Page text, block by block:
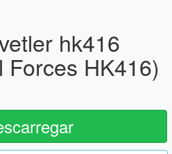
hk416
Forces HK416)